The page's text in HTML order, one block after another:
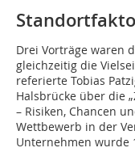
Drei Vorträge waren
gleichzeitig die
referierte Tobias
Halsbrücke über die
– Risiken, Chancen
Wettbewerb in der
Unternehmen wurde